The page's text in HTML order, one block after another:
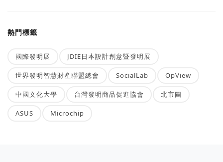
熱門標籤
國際發明展 JDIE日本設計創意暨發明展
世界發明智慧財產聯盟總會 SocialLab OpView
中國文化大學 台灣發明商品促進協會 北市圖
ASUS Microchip